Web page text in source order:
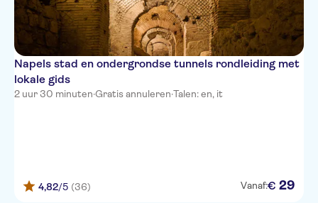
Napels stad en ondergrondse tunnels rondleiding met
lokale gids
2 uur 30 minuten·Gratis annuleren·Talen: en, it
4,82/5 (36) Vanaf:€ 29